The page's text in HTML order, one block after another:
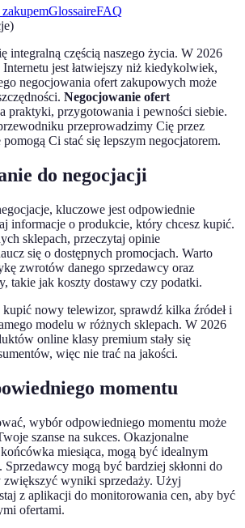
GlossaireFAQ
)
integralną częścią naszego życia. W 2026
jest łatwiejszy niż kiedykolwiek,
negocjowania ofert zakupowych może
Negocjowanie ofert
praktyki, przygotowania i pewności siebie.
przeprowadzimy Cię przez
Ci stać się lepszym negocjatorem.
do negocjacji
kluczowe jest odpowiednie
informacje o produkcie, który chcesz kupić.
sklepach, przeczytaj opinie
się o dostępnych promocjach. Warto
zwrotów danego sprzedawcy oraz
takie jak koszty dostawy czy podatki.
kupić nowy telewizor, sprawdź kilka źródeł i
modelu w różnych sklepach. W 2026
online klasy premium stały się
więc nie trać na jakości.
momentu
wybór odpowiedniego momentu może
szanse na sukces. Okazjonalne
miesiąca, mogą być idealnym
Sprzedawcy mogą być bardziej skłonni do
zwiększyć wyniki sprzedaży. Użyj
z aplikacji do monitorowania cen, aby być
ofertami.